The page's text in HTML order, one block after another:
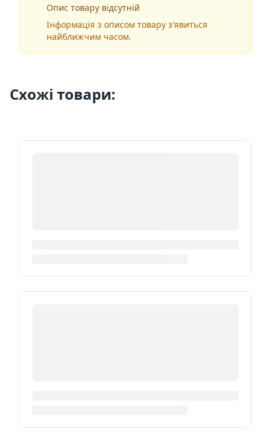
Опис товару відсутній
Інформація з описом товару з'явиться
найближчим часом.
Схожі товари: